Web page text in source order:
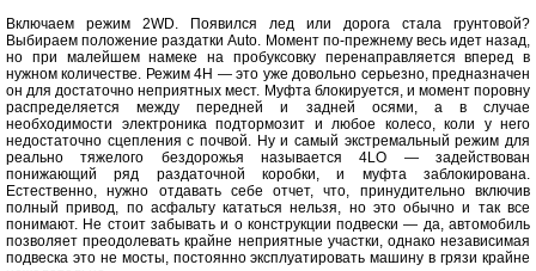
Включаем режим 2WD. Появился лед или дорога стала грунтовой?
Выбираем положение раздатки Auto. Момент по-прежнему весь идет назад,
но при малейшем намеке на пробуксовку перенаправляется вперед в
нужном количестве. Режим 4Н — это уже довольно серьезно, предназначен
он для достаточно неприятных мест. Муфта блокируется, и момент поровну
распределяется между передней и задней осями, а в случае
необходимости электроника подтормозит и любое колесо, коли у него
недостаточно сцепления с почвой. Ну и самый экстремальный режим для
реально тяжелого бездорожья называется 4LO — задействован
понижающий ряд раздаточной коробки, и муфта заблокирована.
Естественно, нужно отдавать себе отчет, что, принудительно включив
полный привод, по асфальту кататься нельзя, но это обычно и так все
понимают. Не стоит забывать и о конструкции подвески — да, автомобиль
позволяет преодолевать крайне неприятные участки, однако независимая
подвеска это не мосты, постоянно эксплуатировать машину в грязи крайне